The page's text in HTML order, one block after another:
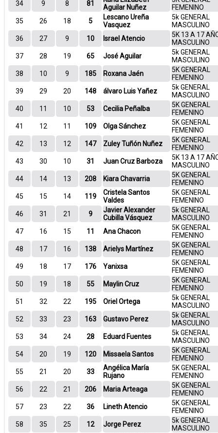
34 9 8 81
Aguilar Nuñez
FEMENINO
35
26 18 5
Lescano Ureña
Vasquez
5k GENERAL
MASCULINO
36
27 9 10 Israel Atencio
5K 13 A 17
MASCULINO
37
28 19 65 José Aguilar
5k GENERAL
MASCULINO
38
10 9 185 Roxana Jaén
5K GENERAL
FEMENINO
39
29 20 148 álvaro Luis Yañez
5k GENERAL
MASCULINO
40
11 10 53 Cecilia Peñalba
5K GENERAL
FEMENINO
41
12 11 109 Olga Sánchez
5K GENERAL
FEMENINO
42
13 12 147 Zuley Tuñón Nuñez
5K GENERAL
FEMENINO
43
30 10 31 Juan Cruz Barboza
5K 13 A 17
MASCULINO
44
14 13 208 Kiara Chavarria
5K GENERAL
FEMENINO
45
15 14 119
Cristela Santos
Valdes
5K GENERAL
FEMENINO
46
31 21 9
Javier Alexander
Cubilla Vásquez
5k GENERAL
MASCULINO
47
16 15 11 Ana Chacon
5K GENERAL
FEMENINO
48
17 16 138 Arielys Martínez
5K GENERAL
FEMENINO
49
18 17 176 Yanixsa
5K GENERAL
FEMENINO
50
19 18 55 Maylin Cruz
5K GENERAL
FEMENINO
51
32 22 195 Oriel Ortega
5k GENERAL
MASCULINO
52
33 23 163 Gustavo Perez
5k GENERAL
MASCULINO
53
34 24 28 Eduard Fuentes
5k GENERAL
MASCULINO
54
20 19 120 Missaela Santos
5K GENERAL
FEMENINO
55
21 20 33
Angélica María
Rujano
5K GENERAL
FEMENINO
56
22 21 206 Maria Arteaga
5K GENERAL
FEMENINO
57
23 22 36 Lineth Atencio
5K GENERAL
FEMENINO
58
35 25 12 Jorge Perez
5k GENERAL
MASCULINO